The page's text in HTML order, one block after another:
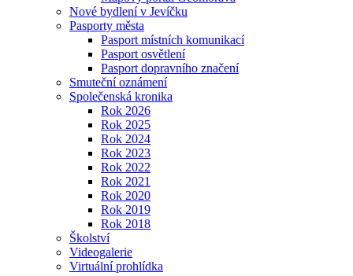
Nové bydlení v Jevíčku
Pasporty města
Pasport místních komunikací
Pasport osvětlení
Pasport dopravního značení
Smuteční oznámení
Společenská kronika
Rok 2026
Rok 2025
Rok 2024
Rok 2023
Rok 2022
Rok 2021
Rok 2020
Rok 2019
Rok 2018
Školství
Videogalerie
Virtuální prohlídka